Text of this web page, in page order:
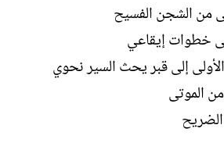
من الشجن الفسيح
خطوات إيقاعي
إلى قبر يحث السير نحوي
الموتى